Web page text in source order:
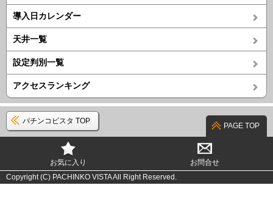
導入日カレンダー
天井一覧
設定判別一覧
アクセスランキング
パチンコビスタ TOP
PAGE TOP
お気に入り
お問合せ
Copyright (C) PACHINKO VISTA All Right Reserved.